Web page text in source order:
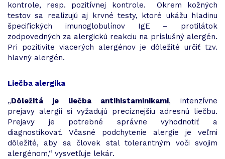
kontrole, resp. pozitívnej kontrole. Okrem kožných
testov sa realizujú aj krvné testy, ktoré ukážu hladinu
špecifických imunoglobulínov IgE – protilátok
zodpovedných za alergickú reakciu na príslušný alergén.
Pri pozitivite viacerých alergénov je dôležité určiť tzv.
hlavný alergén.
Liečba alergika
„Dôležitá je liečba antihistaminikami, intenzívne
prejavy alergií si vyžadujú precíznejšiu adresnú liečbu.
Prejavy je potrebné správne vyhodnotiť a
diagnostikovať. Včasné podchytenie alergie je veľmi
dôležité, aby sa človek stal tolerantným voči svojim
alergénom,“ vysvetľuje lekár.